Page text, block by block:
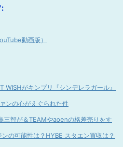
動画版）
WISHがキンプリ『シンデレラガール』
ンの心がえぐられた件
三智が＆TEAMやaoenの格差売りをす
の可能性は？HYBE スタエン買収は？